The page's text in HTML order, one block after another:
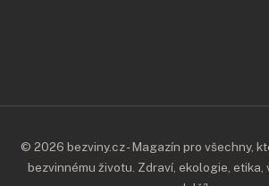
© 2026 bezviny.cz - Magazín pro všechny,
bezvinnému životu. Zdraví, ekologie, etika,